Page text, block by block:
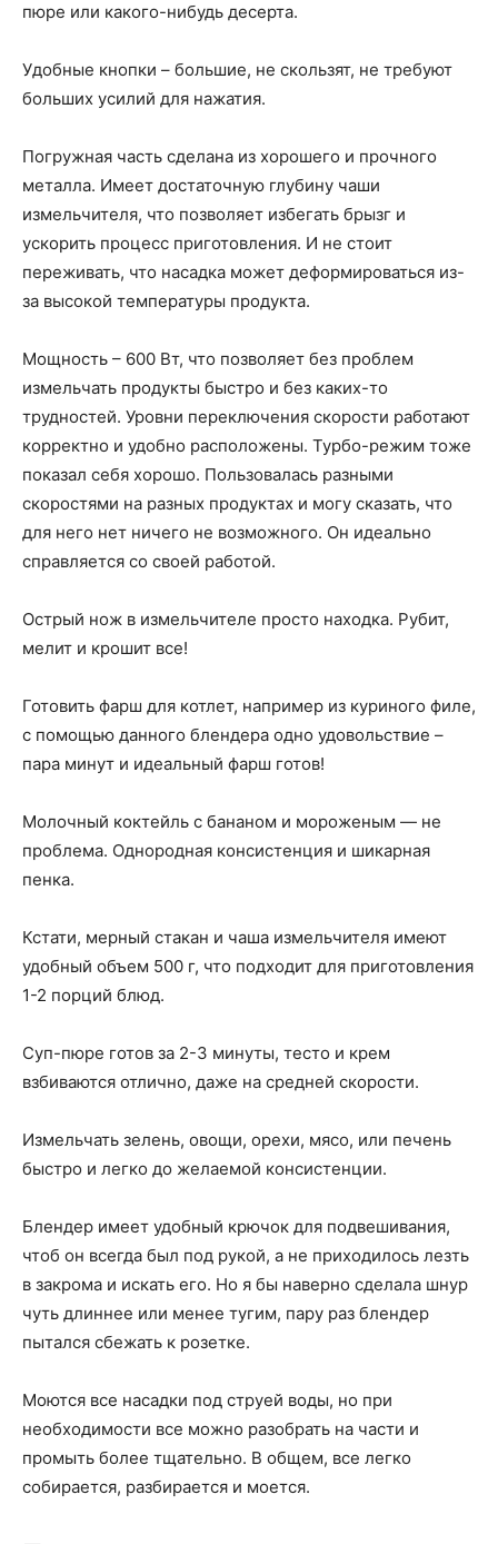
пюре или какого-нибудь десерта.
Удобные кнопки – большие, не скользят, не требуют
больших усилий для нажатия.
Погружная часть сделана из хорошего и прочного
металла. Имеет достаточную глубину чаши
измельчителя, что позволяет избегать брызг и
ускорить процесс приготовления. И не стоит
переживать, что насадка может деформироваться из-
за высокой температуры продукта.
Мощность – 600 Вт, что позволяет без проблем
измельчать продукты быстро и без каких-то
трудностей. Уровни переключения скорости работают
корректно и удобно расположены. Турбо-режим тоже
показал себя хорошо. Пользовалась разными
скоростями на разных продуктах и могу сказать, что
для него нет ничего не возможного. Он идеально
справляется со своей работой.
Острый нож в измельчителе просто находка. Рубит,
мелит и крошит все!
Готовить фарш для котлет, например из куриного филе,
с помощью данного блендера одно удовольствие –
пара минут и идеальный фарш готов!
Молочный коктейль с бананом и мороженым — не
проблема. Однородная консистенция и шикарная
пенка.
Кстати, мерный стакан и чаша измельчителя имеют
удобный объем 500 г, что подходит для приготовления
1-2 порций блюд.
Суп-пюре готов за 2-3 минуты, тесто и крем
взбиваются отлично, даже на средней скорости.
Измельчать зелень, овощи, орехи, мясо, или печень
быстро и легко до желаемой консистенции.
Блендер имеет удобный крючок для подвешивания,
чтоб он всегда был под рукой, а не приходилось лезть
в закрома и искать его. Но я бы наверно сделала шнур
чуть длиннее или менее тугим, пару раз блендер
пытался сбежать к розетке.
Моются все насадки под струей воды, но при
необходимости все можно разобрать на части и
промыть более тщательно. В общем, все легко
собирается, разбирается и моется.